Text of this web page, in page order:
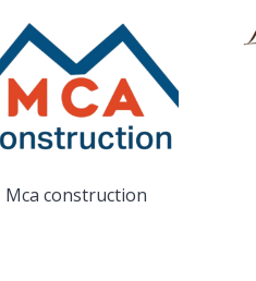
Mca construction